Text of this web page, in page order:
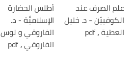
علم الصرف عند
الكوفييّن - د. خليل
العطية ، pdf
أطلس الحضارة
الإسلاميَّة - د.
الفاروقي و لوس
الفاروقي ، pdf